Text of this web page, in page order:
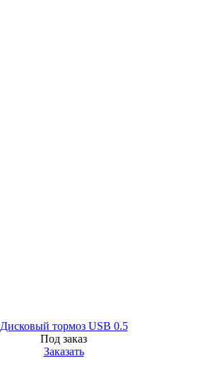
Дисковый тормоз USB 0.5
Под заказ
Заказать